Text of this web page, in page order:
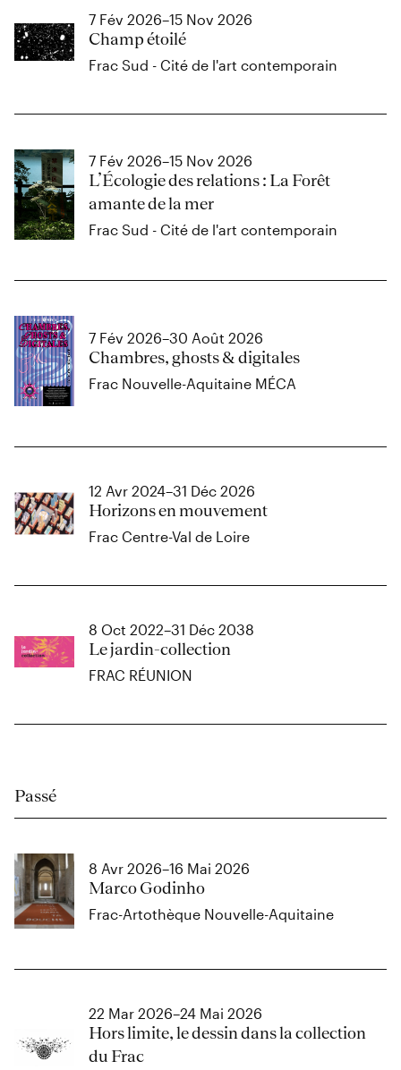
7 Fév 2026–15 Nov 2026
Champ étoilé
Frac Sud - Cité de l'art contemporain
7 Fév 2026–15 Nov 2026
L’Écologie des relations : La Forêt
amante de la mer
Frac Sud - Cité de l'art contemporain
7 Fév 2026–30 Août 2026
Chambres, ghosts & digitales
Frac Nouvelle-Aquitaine MÉCA
12 Avr 2024–31 Déc 2026
Horizons en mouvement
Frac Centre-Val de Loire
8 Oct 2022–31 Déc 2038
Le jardin-collection
FRAC RÉUNION
Passé
8 Avr 2026–16 Mai 2026
Marco Godinho
Frac-Artothèque Nouvelle-Aquitaine
22 Mar 2026–24 Mai 2026
Hors limite, le dessin dans la collection
du Frac